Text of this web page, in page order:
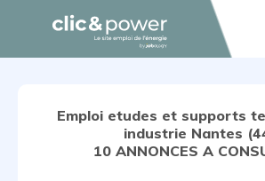
Emploi etudes et supports
industrie Nantes
10 ANNONCES A